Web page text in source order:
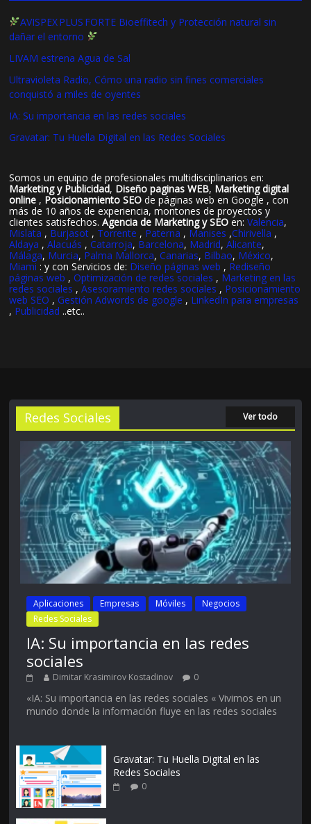
AVISPEX PLUS FORTE Bioeffitech y Protección natural sin
dañar el entorno
LIVAM estrena Agua de Sal
Ultravioleta Radio, Cómo una radio sin fines comerciales
conquistó a miles de oyentes
IA: Su importancia en las redes sociales
Gravatar: Tu Huella Digital en las Redes Sociales
Somos un equipo de profesionales multidisciplinarios en:
Marketing y Publicidad, Diseño paginas WEB, Marketing digital
online , Posicionamiento SEO de páginas web en Google , con
más de 10 años de experiencia, montones de proyectos y
clientes satisfechos.Agencia de Marketing y SEO en:Valencia,
Mislata , Burjasot , Torrente , Paterna , Manises ,Chirivella ,
Aldaya ,Alacuás ,Catarroja, Barcelona, Madrid,Alicante,
Málaga, Murcia, Palma Mallorca,Canarias, Bilbao, México,
Miami : y con Servicios de: Diseño páginas web , Rediseño
páginas web ,Optimización de redes sociales , Marketing en las
redes sociales ,Asesoramiento redes sociales , Posicionamiento
web SEO ,Gestión Adwords de google , LinkedIn para empresas
, Publicidad ..etc..
Redes Sociales Ver todo
Aplicaciones Empresas Móviles
Negocios
Redes Sociales
IA: Su importancia en las redes
sociales
Dimitar Krasimirov Kostadinov 0
«IA: Su importancia en las redes sociales « Vivimos en un
mundo donde la información fluye en las redes sociales
Gravatar: Tu Huella Digital en las
Redes Sociales
0